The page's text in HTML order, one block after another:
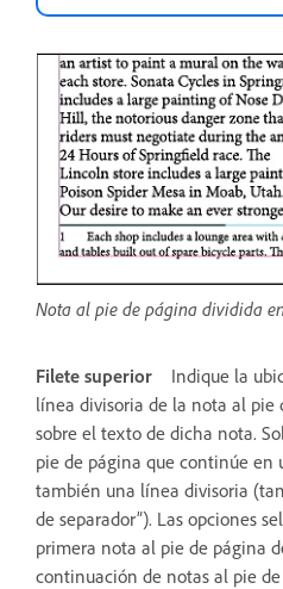
Nota al pie de página dividida
Filete superior
Indique la
línea divisoria de la nota al pie
sobre el texto de dicha nota.
pie de página que continúe en
también una línea divisoria
de separador”). Las opciones
primera nota al pie de página
continuación de notas al pie